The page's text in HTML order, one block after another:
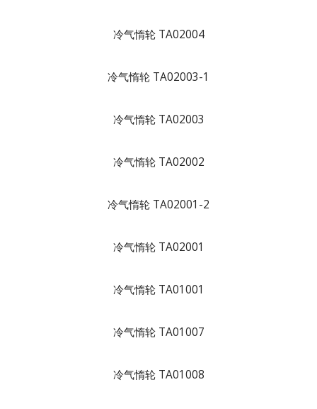
冷气惰轮 TA02004
冷气惰轮 TA02003-1
冷气惰轮 TA02003
冷气惰轮 TA02002
冷气惰轮 TA02001-2
冷气惰轮 TA02001
冷气惰轮 TA01001
冷气惰轮 TA01007
冷气惰轮 TA01008